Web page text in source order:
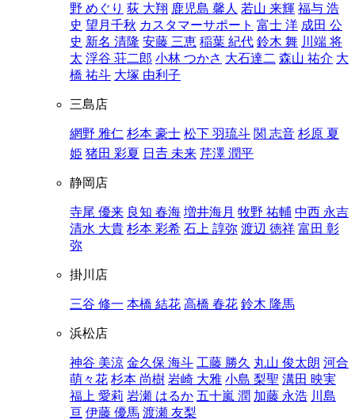
野 めぐり 荻 大翔 鹿児島 馨人 若山 来輝 福与 浩
史 望月千秋 カスタマーサポート 富士 洋 成田 公
史 新名 清隆 安藤 三恵 稲葉 紀代 鈴木 舞 川端 将
太 浮谷 荘二郎 小林 つかさ 大石達二 森山 祐介 大
橋 祐斗 大塚 由利子
三島店
網野 雅仁 杉本 豪士 松下 羽琉斗 関 志音 杉原 夏
姫 猪田 彩夏 日𠮷 未来 芹澤 潤平
静岡店
寺尾 優来 良知 春海 増井海月 牧野 祐輔 中西 永吉
清水 大貴 杉本 彩希 石上 諄弥 渡辺 徳祥 富田 彰
弥
掛川店
三谷 修一 本橋 結花 高橋 春花 鈴木 隆馬
浜松店
神谷 美涼 金久保 海斗 工藤 勝久 丸山 俊太朗 河合
萌々花 杉本 尚樹 岩崎 大雅 小島 梨聖 溝田 映実
福上 愛莉 岩瀬 はるか 五十嵐 潤 加藤 永浩 川島
亘 伊藤 優馬 渡瀬 友梨